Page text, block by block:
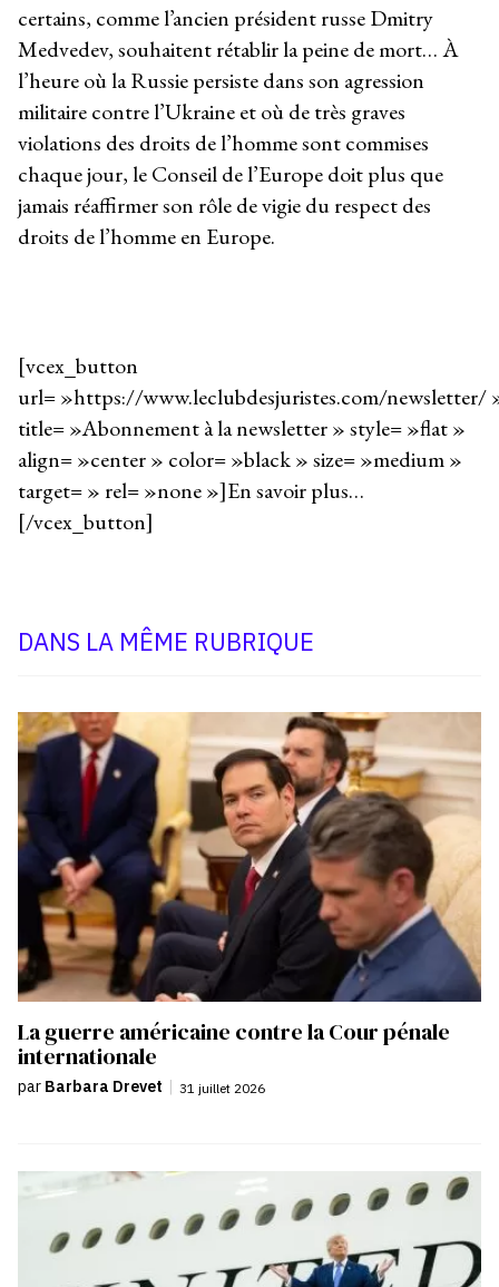
certains, comme l’ancien président russe Dmitry
Medvedev, souhaitent rétablir la peine de mort… À
l’heure où la Russie persiste dans son agression
militaire contre l’Ukraine et où de très graves
violations des droits de l’homme sont commises
chaque jour, le Conseil de l’Europe doit plus que
jamais réaffirmer son rôle de vigie du respect des
droits de l’homme en Europe.
[vcex_button
url= »https://www.leclubdesjuristes.com/newsletter/
title= »Abonnement à la newsletter » style= »flat »
align= »center » color= »black » size= »medium »
target= » rel= »none »]En savoir plus…
[/vcex_button]
DANS LA MÊME RUBRIQUE
La guerre américaine contre la Cour pénale
internationale
par Barbara Drevet | 31 juillet 2026